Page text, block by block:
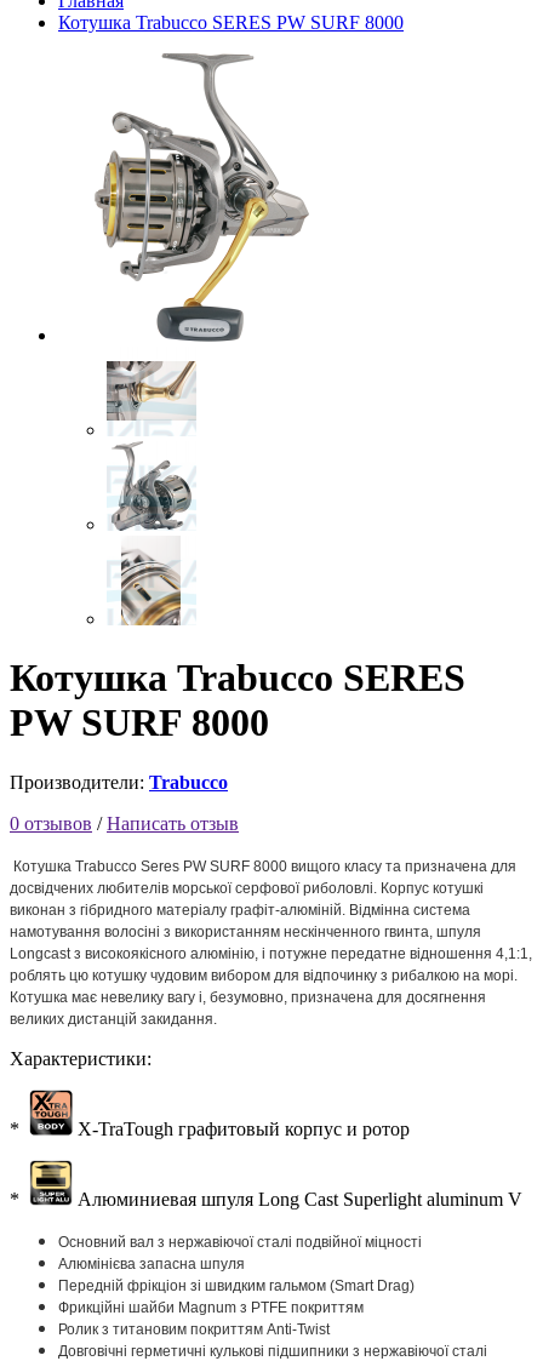
Котушка Trabucco SERES PW SURF 8000
Котушка Trabucco SERES
PW SURF 8000
Производители: Trabucco
0 отзывов /Написать отзыв
Котушка Trabucco Seres PW SURF 8000 вищого класу та призначена для
досвідчених любителів морської серфової риболовлі. Корпус котушкі
виконан з гібридного матеріалу графіт-алюміній. Відмінна система
намотування волосіні з використанням нескінченного гвинта, шпуля
Longcast з високоякісного алюмінію, і потужне передатне відношення 4,1:1,
роблять цю котушку чудовим вибором для відпочинку з рибалкою на морі.
Котушка має невелику вагу і, безумовно, призначена для досягнення
великих дистанцій закидання.
Характеристики:
* X-TraTough графитовый корпус и ротор
* Алюминиевая шпуля Long Cast Superlight aluminum V
Основний вал з нержавіючої сталі подвійної міцності
Алюмінієва запасна шпуля
Передній фрікціон зі швидким гальмом (Smart Drag)
Фрикційні шайби Magnum з PTFE покриттям
Ролик з титановим покриттям Anti-Twist
Довговічні герметичні кулькові підшипники з нержавіючої сталі